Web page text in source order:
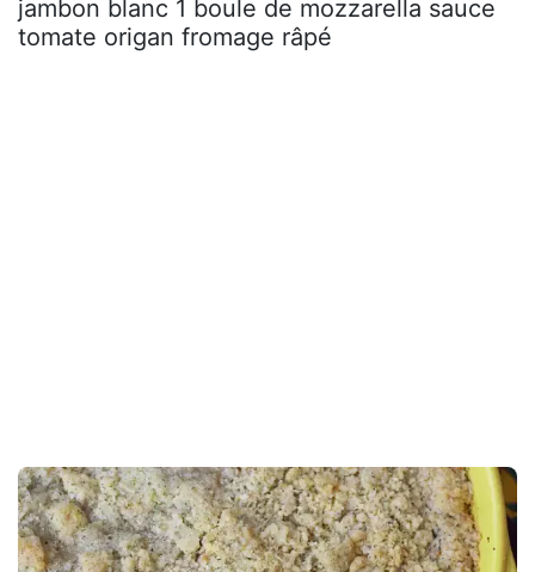
jambon blanc 1 boule de mozzarella sauce
tomate origan fromage râpé